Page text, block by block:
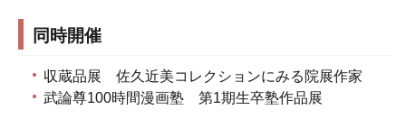
同時開催
収蔵品展 佐久近美コレクションにみる院展作家
武論尊100時間漫画塾 第1期生卒塾作品展